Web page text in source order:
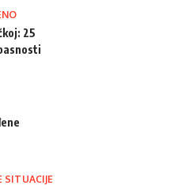
25
SITUACIJE